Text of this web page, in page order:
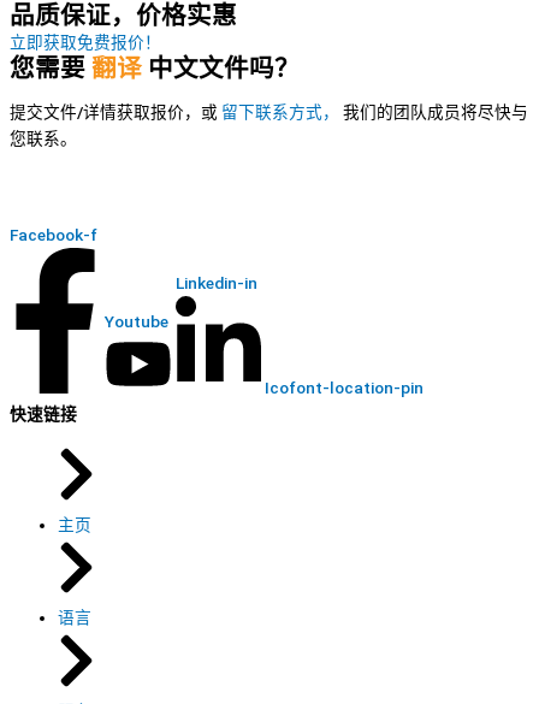
品质保证，价格实惠
立即获取免费报价！
您需要 翻译 中文文件吗？
提交文件/详情获取报价，或 留下联系方式，
我们的团队成员将尽快与
您联系。
Facebook-f
Youtube
Linkedin-in
Icofont-location-pin
快速链接
主页
语言